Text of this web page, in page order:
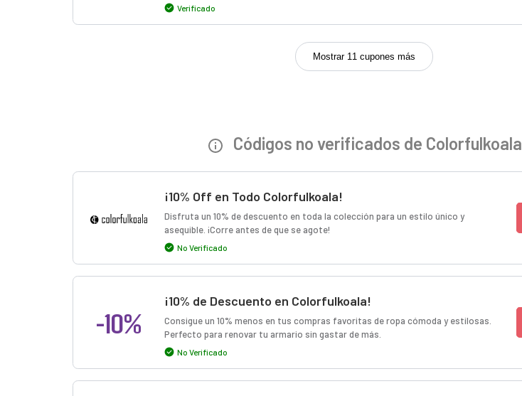
Verificado
Mostrar 11 cupones más
Códigos no verificados de Colorfulkoala
¡10% Off en Todo Colorfulkoala!
Disfruta un 10% de descuento en toda la colección para un estilo único y
asequible. ¡Corre antes de que se agote!
No Verificado
-10%
¡10% de Descuento en Colorfulkoala!
Consigue un 10% menos en tus compras favoritas de ropa cómoda y estilosas.
Perfecto para renovar tu armario sin gastar de más.
No Verificado